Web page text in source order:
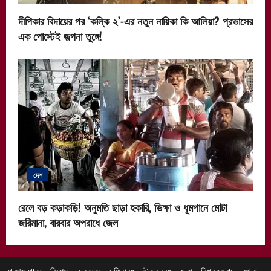
দীপিকার বিদায়ের পর ‘কল্কি ২’-এর নতুন নায়িকা কি আলিয়া? প্রভাসের
এক পোস্টেই জল্পনা তুঙ্গে!
দেশ
রেলে বড় কড়াকড়ি! অনুমতি ছাড়া হকারি, ভিক্ষা ও ধূমপানে মোটা
জরিমানা, বারবার অপরাধে জেল